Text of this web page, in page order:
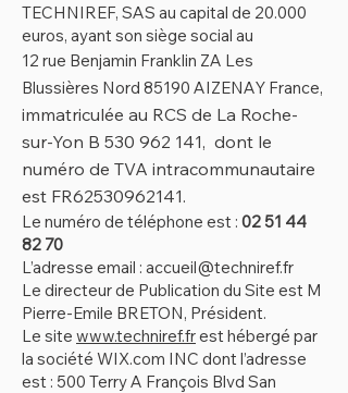
TECHNIREF, SAS au capital de 20.000
euros, ayant son siège social au
12 rue Benjamin Franklin ZA Les
Blussières Nord 85190 AIZENAY France,
immatriculée au RCS de La Roche-
sur-Yon B 530 962 141, dont le
numéro de TVA intracommunautaire
est FR62530962141.
Le numéro de téléphone est : 02 51 44
82 70
L’adresse email : accueil@techniref.fr
Le directeur de Publication du Site est M
Pierre-Emile BRETON, Président.
Le site www.techniref.frest hébergé par
la société WIX.com INC dont l’adresse
est : 500 Terry A François Blvd San